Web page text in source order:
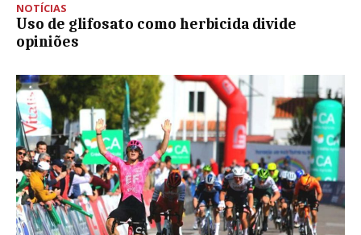
NOTÍCIAS
Uso de glifosato como herbicida divide
opiniões